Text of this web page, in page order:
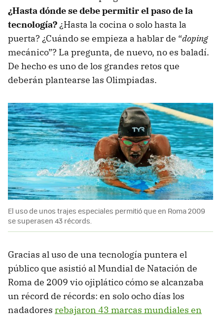
¿Hasta dónde se debe permitir el paso de la
tecnología?¿Hasta la cocina o solo hasta la
puerta? ¿Cuándo se empieza a hablar de “doping
mecánico”? La pregunta, de nuevo, no es baladí.
De hecho es uno de los grandes retos que
deberán plantearse las Olimpiadas.
El uso de unos trajes especiales permitió que en Roma 2009
se superasen 43 récords.
Gracias al uso de una tecnología puntera el
público que asistió al Mundial de Natación de
Roma de 2009 vio ojiplático cómo se alcanzaba
un récord de récords: en solo ocho días los
nadadores rebajaron 43 marcas mundiales en